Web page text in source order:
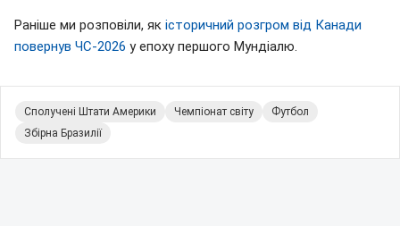
Раніше ми розповіли, як історичний розгром від Канади
повернув ЧС-2026 у епоху першого Мундіалю.
Сполучені Штати Америки Чемпіонат світу
Футбол
Збірна Бразилії